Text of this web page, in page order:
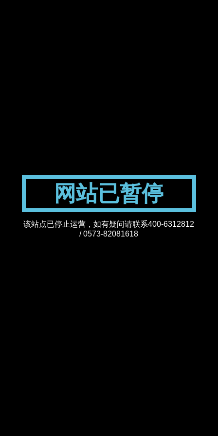
网站已暂停
该站点已停止运营，如有疑问请联系400-6312812
/ 0573-82081618